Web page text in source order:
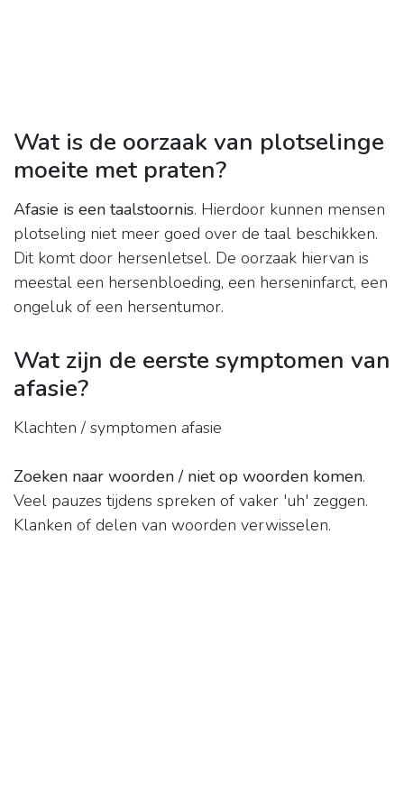
Wat is de oorzaak van plotselinge
moeite met praten?
Afasie is een taalstoornis. Hierdoor kunnen mensen
plotseling niet meer goed over de taal beschikken.
Dit komt door hersenletsel. De oorzaak hiervan is
meestal een hersenbloeding, een herseninfarct, een
ongeluk of een hersentumor.
Wat zijn de eerste symptomen van
afasie?
Klachten / symptomen afasie
Zoeken naar woorden / niet op woorden komen.
Veel pauzes tijdens spreken of vaker 'uh' zeggen.
Klanken of delen van woorden verwisselen.